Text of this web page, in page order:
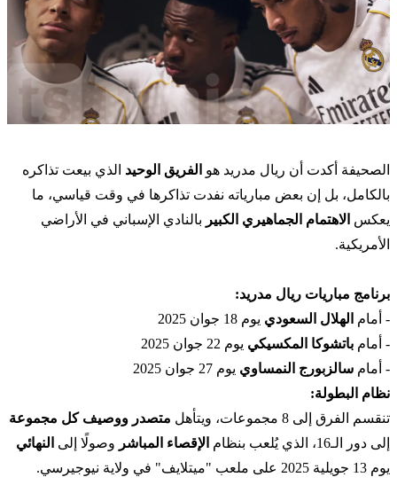
الصحيفة أكدت أن ريال مدريد هو الفريق الوحيد الذي بيعت تذاكره
بالكامل، بل إن بعض مبارياته نفدت تذاكرها في وقت قياسي، ما
يعكس الاهتمام الجماهيري الكبير بالنادي الإسباني في الأراضي
الأمريكية.
برنامج مباريات ريال مدريد:
- أمام الهلال السعودي يوم 18 جوان 2025
- أمام باتشوكا المكسيكي يوم 22 جوان 2025
- أمام سالزبورج النمساوي يوم 27 جوان 2025
نظام البطولة:
تنقسم الفرق إلى 8 مجموعات، ويتأهل
متصدر ووصيف كل مجموعة
إلى دور الـ16، الذي يُلعب بنظام
الإقصاء المباشر وصولًا إلى النهائي
يوم 13 جويلية 2025 على ملعب "ميتلايف" في ولاية نيوجيرسي.